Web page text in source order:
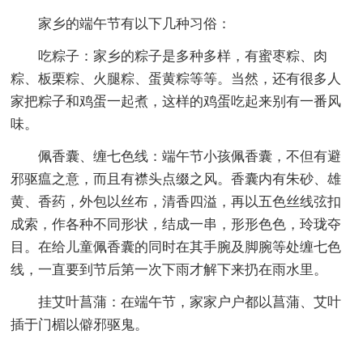
家乡的端午节有以下几种习俗：
吃粽子：家乡的粽子是多种多样，有蜜枣粽、肉
粽、板栗粽、火腿粽、蛋黄粽等等。当然，还有很多人
家把粽子和鸡蛋一起煮，这样的鸡蛋吃起来别有一番风
味。
佩香囊、缠七色线：端午节小孩佩香囊，不但有避
邪驱瘟之意，而且有襟头点缀之风。香囊内有朱砂、雄
黄、香药，外包以丝布，清香四溢，再以五色丝线弦扣
成索，作各种不同形状，结成一串，形形色色，玲珑夺
目。在给儿童佩香囊的同时在其手腕及脚腕等处缠七色
线，一直要到节后第一次下雨才解下来扔在雨水里。
挂艾叶菖蒲：在端午节，家家户户都以菖蒲、艾叶
插于门楣以僻邪驱鬼。